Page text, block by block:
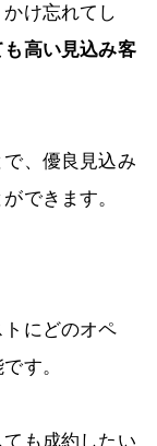
け忘れてし
高い見込み客
、優良見込み
できます。
にどのオペ
す。
も成約したい